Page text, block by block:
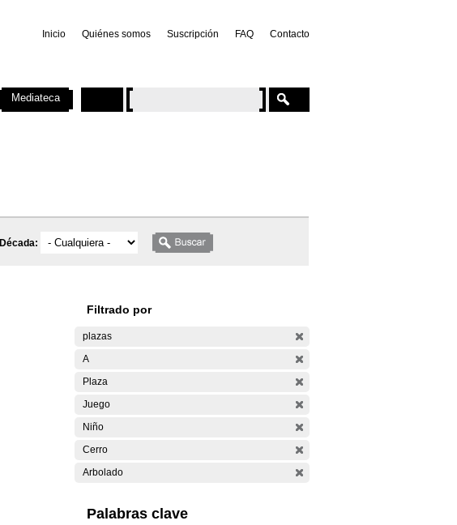
Inicio Quiénes somos Suscripción FAQ Contacto
Década:
Filtrado por
plazas
A
Plaza
Juego
Niño
Cerro
Arbolado
Palabras clave
Mediateca